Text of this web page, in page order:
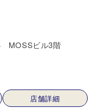
MOSSビル3階
店舗詳細